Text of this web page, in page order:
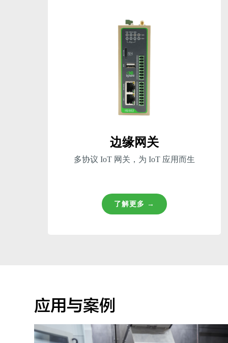
边缘网关
多协议 IoT 网关，为 IoT 应用而生
了解更多 →
应用与案例